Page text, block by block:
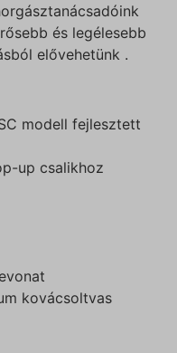
és legélesebb
elővehetünk .
modell fejlesztett
up csalikhoz
kovácsoltvas